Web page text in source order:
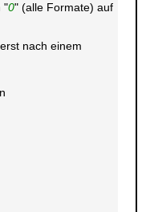
"0" (alle Formate) auf
nach einem